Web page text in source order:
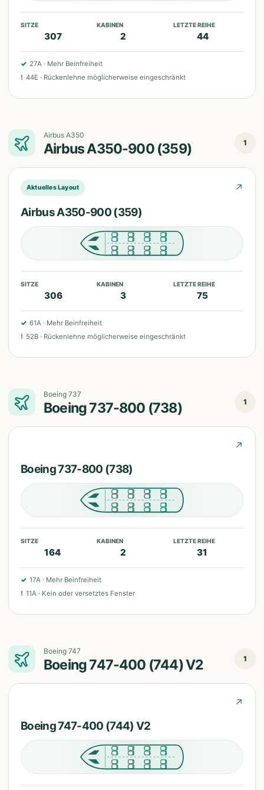
SITZE
307
KABINEN
2
LETZTE REIHE
44
✓ 27A · Mehr Beinfreiheit
! 44E · Rückenlehne möglicherweise eingeschränkt
Airbus A350
Airbus A350-900 (359) 1
Aktuelles Layout ↗
Airbus A350-900 (359)
SITZE
306
KABINEN
3
LETZTE REIHE
75
✓ 61A · Mehr Beinfreiheit
! 52B · Rückenlehne möglicherweise eingeschränkt
Boeing 737
Boeing 737-800 (738) 1
↗
Boeing 737-800 (738)
SITZE
164
KABINEN
2
LETZTE REIHE
31
✓ 17A · Mehr Beinfreiheit
! 11A · Kein oder versetztes Fenster
Boeing 747
Boeing 747-400 (744) V2 1
↗
Boeing 747-400 (744) V2